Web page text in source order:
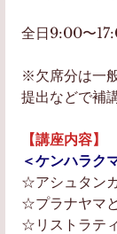
全日9:00〜
※欠席分は一
提出などで補
【講座内容】
＜ケンハラク
☆アシュタン
☆プラナヤマ
☆リストラテ